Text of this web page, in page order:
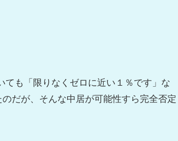
ても「限りなくゼロに近い１％です」な
だが、そんな中居が可能性すら完全否定